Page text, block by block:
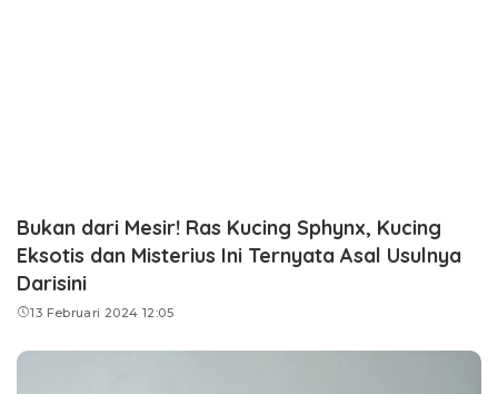
Bukan dari Mesir! Ras Kucing Sphynx, Kucing
Eksotis dan Misterius Ini Ternyata Asal Usulnya
Darisini
13 Februari 2024 12:05